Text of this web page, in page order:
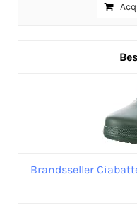
Brandsseller